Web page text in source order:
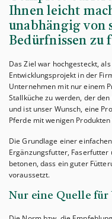
Ihnen leicht
unabhängig von
Bedürfnissen zu
Das Ziel war hochgesteckt,
Entwicklungsprojekt in der
Unternehmen mit nur einem
Stallküche zu werden, der
und ist unser Wunsch, eine
Pferde mit wenigen
Die Grundlage einer
Ergänzungsfutter, Faserfutter
betonen, dass ein guter
voraussetzt.
Nur eine Quelle